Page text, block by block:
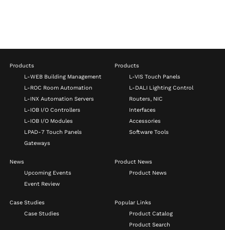
Products
L-WEB Building Management
L-ROC Room Automation
L-INX Automation Servers
L-IOB I/O Controllers
L-IOB I/O Modules
LPAD-7 Touch Panels
Gateways
Products
L-VIS Touch Panels
L-DALI Lighting Control
Routers, NIC
Interfaces
Accessories
Software Tools
News
Upcoming Events
Event Review
Product News
Product News
Case Studies
Case Studies
Popular Links
Product Catalog
Product Search